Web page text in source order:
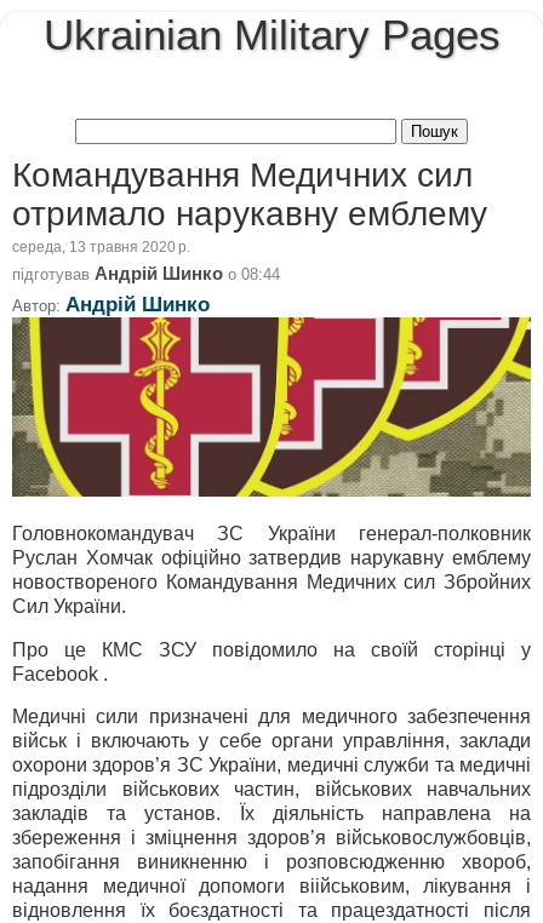
Ukrainian Military Pages
Командування Медичних сил
отримало нарукавну емблему
середа, 13 травня 2020 р.
підготував Андрій Шинко о 08:44
Автор: Андрій Шинко
Головнокомандувач ЗС України генерал-полковник
Руслан Хомчак офіційно затвердив нарукавну емблему
новоствореного Командування Медичних сил Збройних
Сил України.
Про це КМС ЗСУ повідомило на своїй сторінці у
Facebook .
Медичні сили призначені для медичного забезпечення
військ і включають у себе органи управління, заклади
охорони здоров’я ЗС України, медичні служби та медичні
підрозділи військових частин, військових навчальних
закладів та установ. Їх діяльність направлена на
збереження і зміцнення здоров’я військовослужбовців,
запобігання виникненню і розповсюдженню хвороб,
надання медичної допомоги віійськовим, лікування і
відновлення їх боєздатності та працездатності після